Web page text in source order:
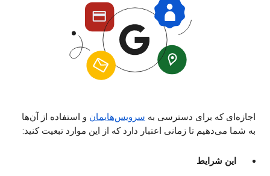
اجازه‌ای که برای دسترسی به سرویس‌هایمان و استفاده از آن‌ها
به شما می‌دهیم تا زمانی اعتبار دارد که از این موارد تبعیت کنید:
این شرایط